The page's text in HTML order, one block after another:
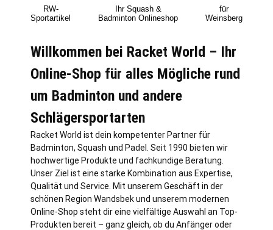
RW-
Sportartikel
Ihr Squash &
Badminton Onlineshop
für
Weinsberg
Willkommen bei Racket World – Ihr
Online-Shop für alles Mögliche rund
um Badminton und andere
Schlägersportarten
Racket World ist dein kompetenter Partner für
Badminton, Squash und Padel. Seit 1990 bieten wir
hochwertige Produkte und fachkundige Beratung.
Unser Ziel ist eine starke Kombination aus Expertise,
Qualität und Service. Mit unserem Geschäft in der
schönen Region Wandsbek und unserem modernen
Online-Shop steht dir eine vielfältige Auswahl an Top-
Produkten bereit – ganz gleich, ob du Anfänger oder